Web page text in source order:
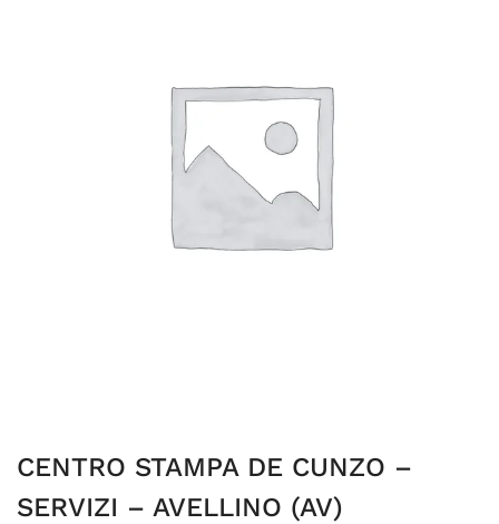
CENTRO STAMPA DE CUNZO –
SERVIZI – AVELLINO (AV)